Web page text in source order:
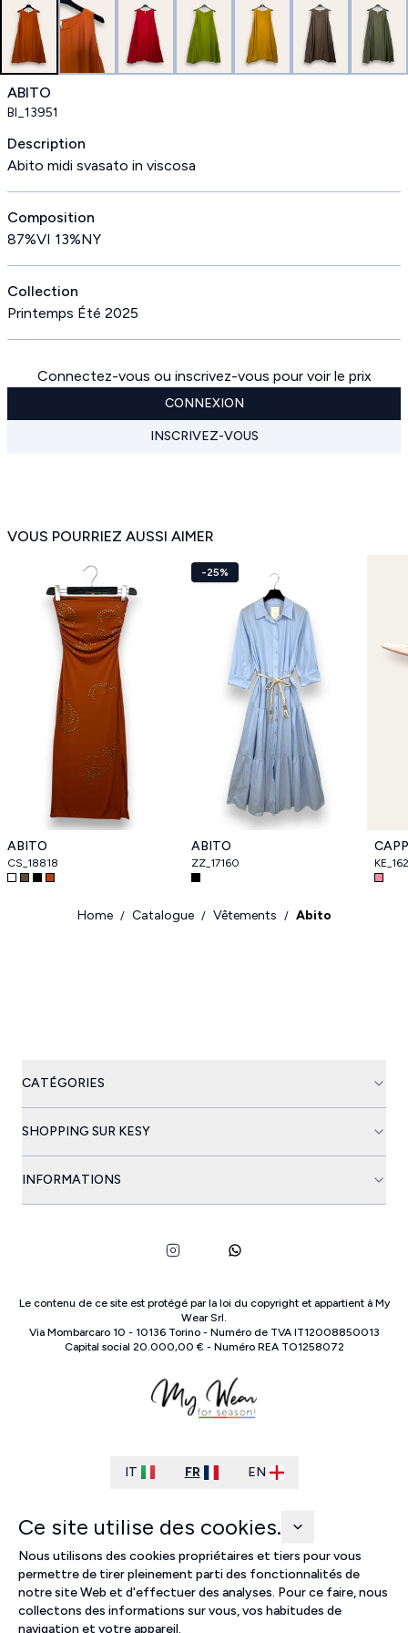
ABITO
BI_13951
Description
Abito midi svasato in viscosa
Composition
87%VI 13%NY
Collection
Printemps Été 2025
Connectez-vous ou inscrivez-vous pour voir le prix
CONNEXION
INSCRIVEZ-VOUS
VOUS POURRIEZ AUSSI AIMER
ABITO
CS_18818
-25%
ABITO
ZZ_17160
Home / Catalogue / Vêtements / Abito
CATÉGORIES
SHOPPING SUR KESY
INFORMATIONS
Le contenu de ce site est protégé par la loi du copyright et appartient à My
Wear Srl.
Via Mombarcaro 10 - 10136 Torino- Numéro de TVA IT12008850013
Capital social 20.000,00 € - Numéro REA TO1258072
IT FR EN
Ce site utilise des cookies.
Nous utilisons des cookies propriétaires et tiers pour vous
permettre de tirer pleinement parti des fonctionnalités de
notre site Web et d'effectuer des analyses. Pour ce faire, nous
collectons des informations sur vous, vos habitudes de
navigation et votre appareil.